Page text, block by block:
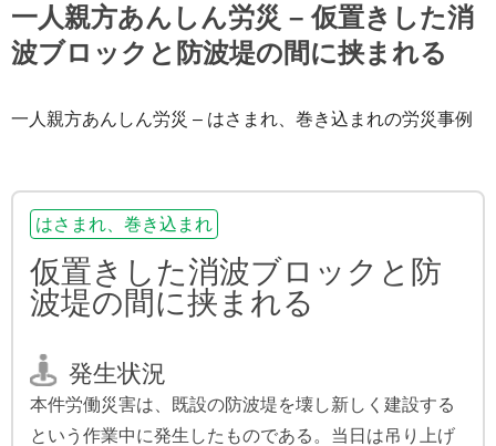
一人親方あんしん労災 – 仮置きした消
波ブロックと防波堤の間に挟まれる
一人親方あんしん労災 – はさまれ、巻き込まれの労災事例
はさまれ、巻き込まれ
仮置きした消波ブロックと防
波堤の間に挟まれる
発生状況
本件労働災害は、既設の防波堤を壊し新しく建設する
という作業中に発生したものである。当日は吊り上げ